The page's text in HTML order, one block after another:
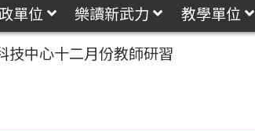
單位 樂讀新武力 教學單位
技中心十二月份教師研習